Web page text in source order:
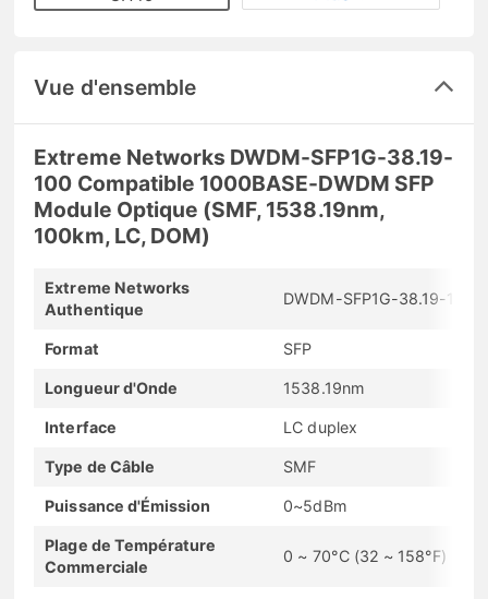
Vue d'ensemble
Extreme Networks DWDM-SFP1G-38.19-
100 Compatible 1000BASE-DWDM SFP
Module Optique (SMF, 1538.19nm,
100km, LC, DOM)
Extreme Networks
Authentique
DWDM-SFP1G-38.19-100
Format SFP
Longueur d'Onde 1538.19nm
Interface LC duplex
Type de Câble SMF
Puissance d'Émission 0~5dBm
Plage de Température
Commerciale
0 ~ 70°C (32 ~ 158°F)